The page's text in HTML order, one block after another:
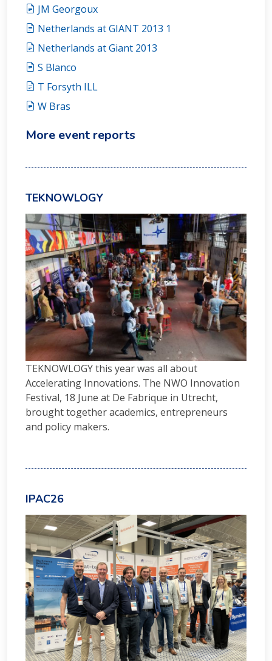
JM Georgoux
Netherlands at GIANT 2013 1
Netherlands at Giant 2013
S Blanco
T Forsyth ILL
W Bras
More event reports
TEKNOWLOGY
TEKNOWLOGY this year was all about
Accelerating Innovations. The NWO Innovation
Festival, 18 June at De Fabrique in Utrecht,
brought together academics, entrepreneurs
and policy makers.
IPAC26